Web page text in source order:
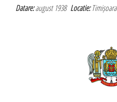
Datare:august 1938Locatie:Timișoara